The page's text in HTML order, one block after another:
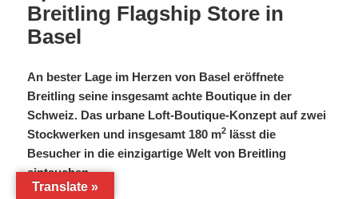
Breitling Flagship Store in
Basel
An bester Lage im Herzen von Basel eröffnete
Breitling seine insgesamt achte Boutique in der
Schweiz. Das urbane Loft-Boutique-Konzept auf zwei
Stockwerken und insgesamt 180 m2 lässt die
Besucher in die einzigartige Welt von Breitling
eintauchen.
Translate »